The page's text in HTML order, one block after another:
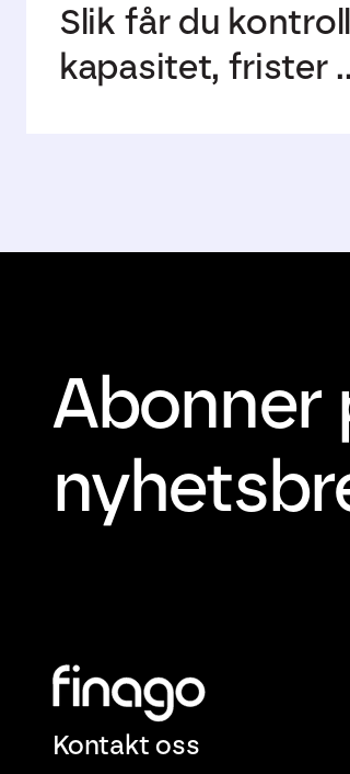
Slik får du
kapasitet, frister
Abonner
Kontakt oss